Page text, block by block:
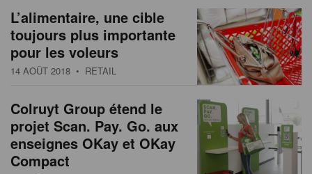
L’alimentaire, une cible
toujours plus importante
pour les voleurs
14 AOÛT 2018 • RETAIL
Colruyt Group étend le
projet Scan. Pay. Go. aux
enseignes OKay et OKay
Compact